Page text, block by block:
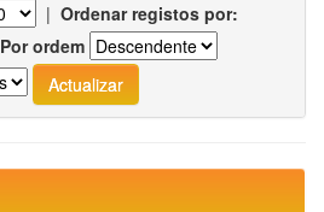
| Ordenar registos por:
Por ordem